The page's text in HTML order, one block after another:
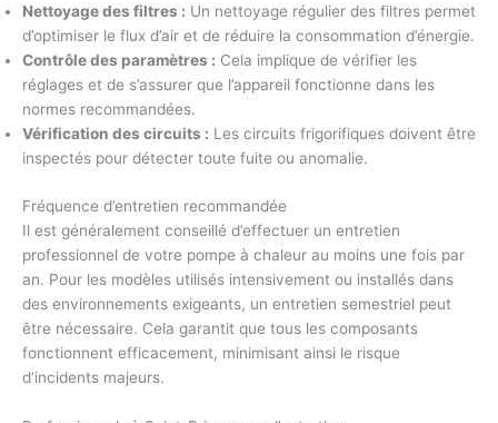
Nettoyage des filtres : Un nettoyage régulier des filtres permet
d’optimiser le flux d’air et de réduire la consommation d’énergie.
Contrôle des paramètres : Cela implique de vérifier les
réglages et de s’assurer que l’appareil fonctionne dans les
normes recommandées.
Vérification des circuits : Les circuits frigorifiques doivent être
inspectés pour détecter toute fuite ou anomalie.
Fréquence d’entretien recommandée
Il est généralement conseillé d’effectuer un entretien
professionnel de votre pompe à chaleur au moins une fois par
an. Pour les modèles utilisés intensivement ou installés dans
des environnements exigeants, un entretien semestriel peut
être nécessaire. Cela garantit que tous les composants
fonctionnent efficacement, minimisant ainsi le risque
d’incidents majeurs.